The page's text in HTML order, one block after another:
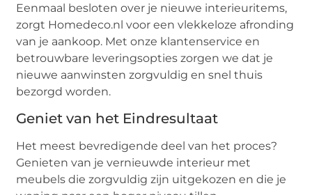
Eenmaal besloten over je nieuwe interieuritems,
zorgt Homedeco.nl voor een vlekkeloze afronding
van je aankoop. Met onze klantenservice en
betrouwbare leveringsopties zorgen we dat je
nieuwe aanwinsten zorgvuldig en snel thuis
bezorgd worden.
Geniet van het Eindresultaat
Het meest bevredigende deel van het proces?
Genieten van je vernieuwde interieur met
meubels die zorgvuldig zijn uitgekozen en die je